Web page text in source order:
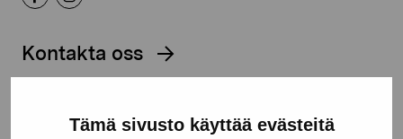
Tämä sivusto käyttää evästeitä
Kontakta oss